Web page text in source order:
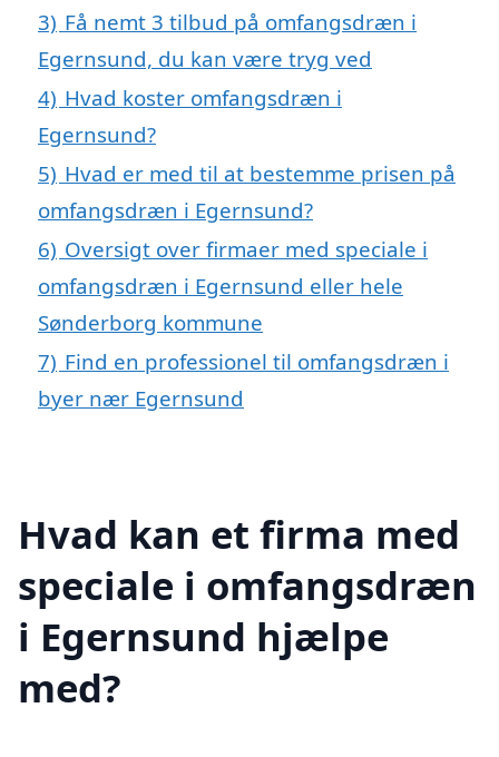
3) Få nemt 3 tilbud på omfangsdræn i
Egernsund, du kan være tryg ved
4) Hvad koster omfangsdræn i
Egernsund?
5) Hvad er med til at bestemme prisen på
omfangsdræn i Egernsund?
6) Oversigt over firmaer med speciale i
omfangsdræn i Egernsund eller hele
Sønderborg kommune
7) Find en professionel til omfangsdræn i
byer nær Egernsund
Hvad kan et firma med
speciale i omfangsdræn
i Egernsund hjælpe
med?